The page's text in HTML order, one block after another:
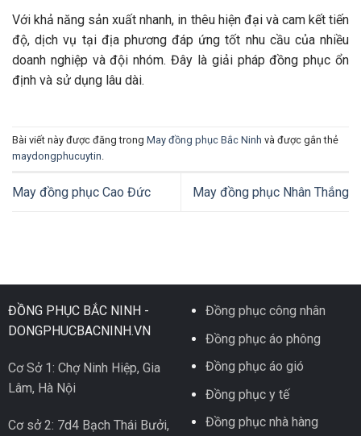
Với khả năng sản xuất nhanh, in thêu hiện đại và cam kết tiến
độ, dịch vụ tại địa phương đáp ứng tốt nhu cầu của nhiều
doanh nghiệp và đội nhóm. Đây là giải pháp đồng phục ổn
định và sử dụng lâu dài.
Bài viết này được đăng trong May đồng phục Bắc Ninh và được gắn thẻ
maydongphucuytin
May đồng phục Cao Đức May đồng phục Nhân Thắng
ĐỒNG PHỤC BẮC NINH -
DONGPHUCBACNINH.VN
Cơ Sở 1: Chợ Ninh Hiệp, Gia
Lâm, Hà Nội
Cơ sở 2: 7d4 Bạch Thái Bưởi,
Đồng phục công nhân
Đồng phục áo phông
Đồng phục áo gió
Đồng phục y tế
Đồng phục nhà hàng